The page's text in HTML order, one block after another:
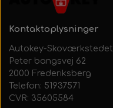
Kontaktoplysninger
Autokey-Skoværkstedet
Peter bangsvej 62
2000 Frederiksberg
Telefon: 51937571
CVR: 35605584